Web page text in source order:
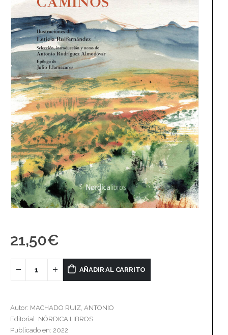
21,50€
AÑADIR AL CARRITO
Autor: MACHADO RUIZ, ANTONIO
Editorial: NÓRDICA LIBROS
Publicado en: 2022